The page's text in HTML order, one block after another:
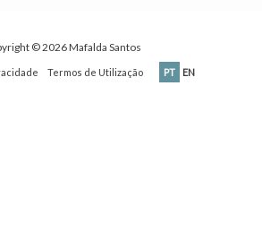
© 2026Mafalda Santos
Termos de Utilização PT EN